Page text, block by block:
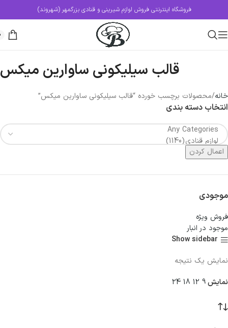
فروشگاه اینترنتی فروش لوازم شیرینی و قنادی بزرگمهر (شهروند)
قالب سیلیکونی ساوارین میکس
خانه محصولات برچسب خورده “قالب سیلیکونی ساوارین میکس”
انتخاب دسته بندی
اعمال کردن
موجودی
فروش ویژه
موجود در انبار
Show sidebar
نمایش یک نتیجه
نمایش9
12
18
24